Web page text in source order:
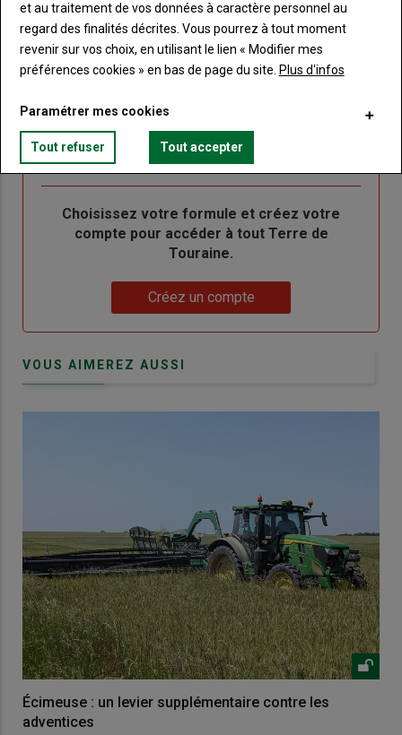
"Créer
un
nouveau
compte"
Lien
"Réinitialiser
votre
mot
passe"
Réinitialiser votre mot de passe
Lien
"Je
connecte"
Je me connecte
Sous-
Vous n'êtes pas abonné(e)
TITRE CRÉEZ UN COMPTE
BodyChoisissez votre formule et créez votre
compte pour accéder à tout Terre de
Touraine.
Créez un compte
VOUS AIMEREZ AUSSI
Écimeuse : un levier supplémentaire contre les
adventices
et au traitement de vos données à caractère personnel au
regard des finalités décrites. Vous pourrez à tout moment
revenir sur vos choix, en utilisant le lien « Modifier mes
préférences cookies » en bas de page du site. Plus d'infos
Paramétrer mes cookies
Tout refuser Tout accepter